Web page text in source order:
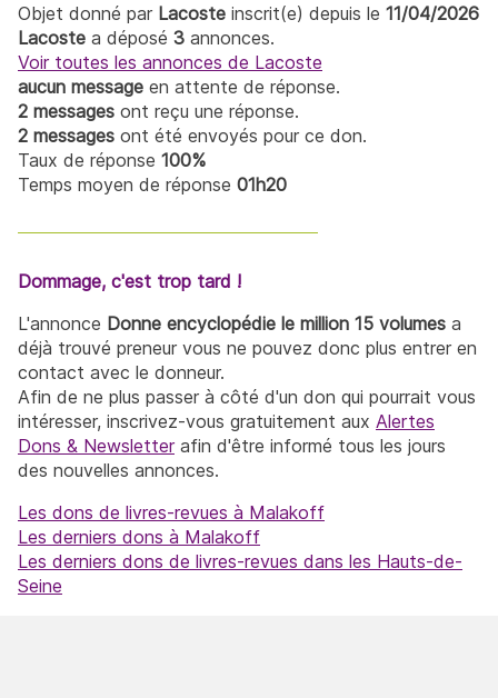
Objet donné par Lacoste inscrit(e) depuis le 11/04/2026
Lacoste a déposé 3 annonces.
Voir toutes les annonces de Lacoste
aucun message en attente de réponse.
2 messages ont reçu une réponse.
2 messages ont été envoyés pour ce don.
Taux de réponse 100%
Temps moyen de réponse 01h20
Dommage, c'est trop tard !
L'annonce Donne encyclopédie le million 15 volumes a
déjà trouvé preneur vous ne pouvez donc plus entrer en
contact avec le donneur.
Afin de ne plus passer à côté d'un don qui pourrait vous
intéresser, inscrivez-vous gratuitement aux Alertes
Dons & Newsletterafin d'être informé tous les jours
des nouvelles annonces.
Les dons de livres-revues à Malakoff
Les derniers dons à Malakoff
Les derniers dons de livres-revues dans les Hauts-de-
Seine